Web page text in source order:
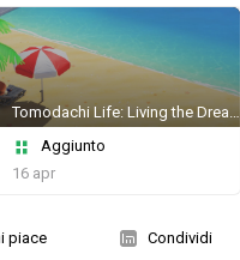
Aggiunto
16 apr
piace Condividi